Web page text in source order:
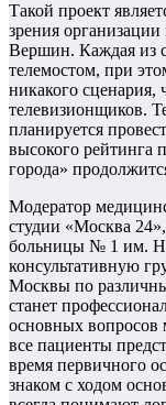
Такой проект
зрения
Вершин. Каждая из
телемостом, при
никакого сценария,
телевизионщиков.
планируется
высокого рейтинга
города»
Модератор
студии «Москва
больницы № 1 им.
консультативную
Москвы по
станет
основных
все пациенты
время первичного
знаком с ходом